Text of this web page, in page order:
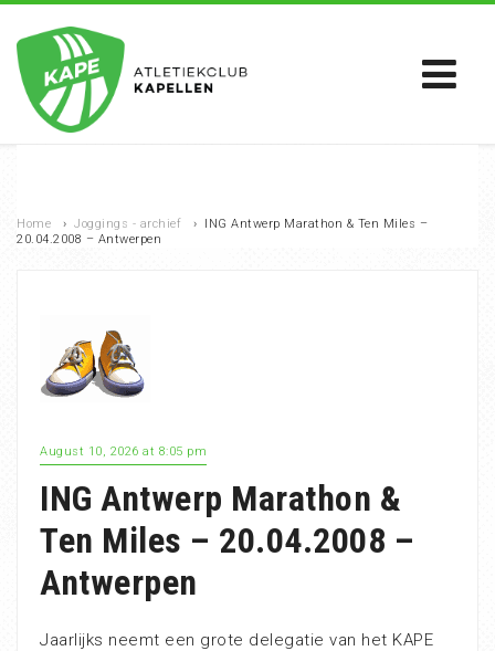
Home › Joggings - archief › ING Antwerp Marathon & Ten Miles –
20.04.2008 – Antwerpen
August 10, 2026 at 8:05 pm
ING Antwerp Marathon &
Ten Miles – 20.04.2008 –
Antwerpen
Jaarlijks neemt een grote delegatie van het KAPE